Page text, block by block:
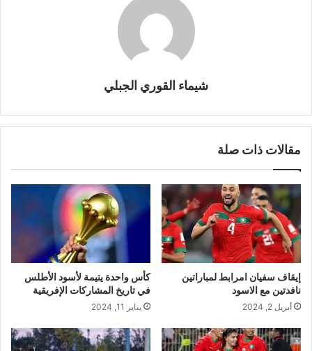
شيماء القوري الجبلي
مقالات ذات صلة
إيقاف سفيان امرابط لمباراتين
نافدتين مع الاسود
أبريل 2, 2024
كأس واحدة يتيمة لأسود الأطلس
في تاريخ المشاركات الإفريقية
يناير 11, 2024